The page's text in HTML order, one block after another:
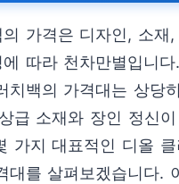
가격은 디자인, 소재,
따라 천차만별입니
치백의 가격대는 상당
급 소재와 장인 정신
가지 대표적인 디올
대를 살펴보겠습니다.